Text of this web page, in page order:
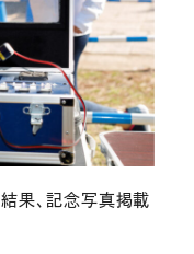
果、記念写真掲載